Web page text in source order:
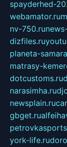
spayderhed-
webamator.ru
nv-750.ru
dizfiles.ru
planeta-
matrasy-
dotcustoms.ru
narasimha.ru
newsplain.ru
gbget.ru
york-life.ru